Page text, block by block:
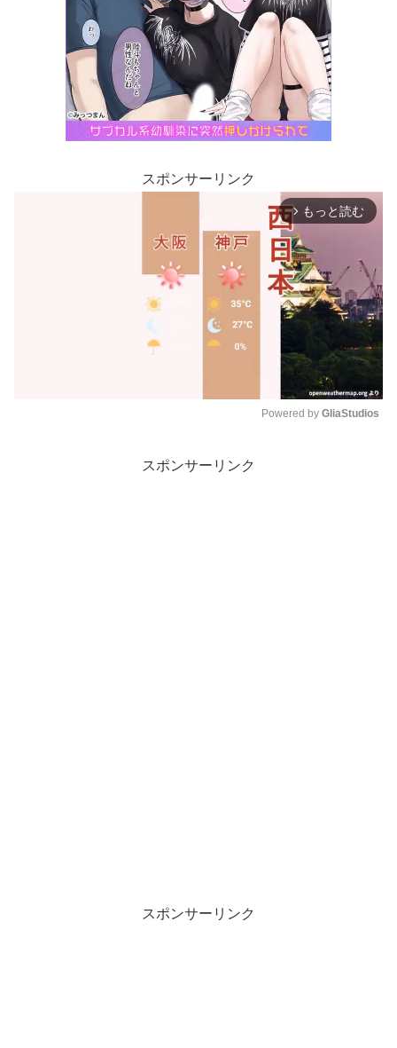
スポンサーリンク
arrow_forward_ios もっと読む
Powered by GliaStudios
スポンサーリンク
スポンサーリンク